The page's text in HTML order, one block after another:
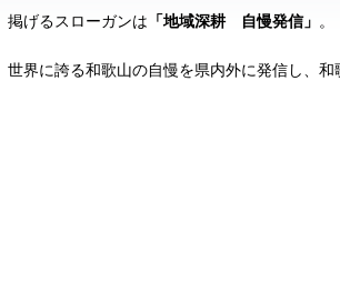
掲げるスローガンは 「地域深耕 自慢発信」 。
世界に誇る和歌山の自慢を県内外に発信し、和